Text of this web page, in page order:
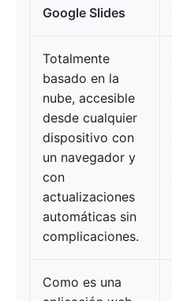
Google Slides
Totalmente
basado en la
nube, accesible
desde cualquier
dispositivo con
un navegador y
con
actualizaciones
automáticas sin
complicaciones.
Como es una